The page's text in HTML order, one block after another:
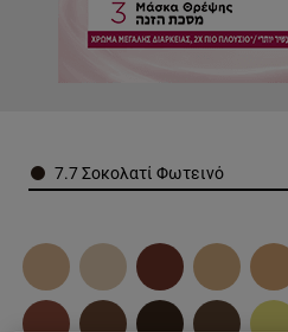
Color7.7 Σοκολατί Φωτεινό